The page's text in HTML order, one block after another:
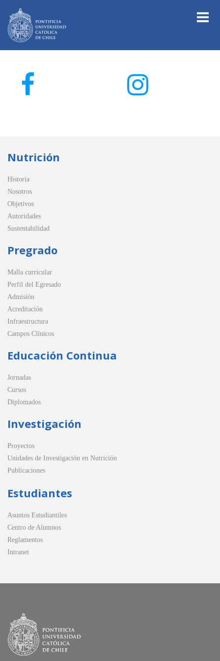
Nutrición
Historia
Nosotros
Objetivos
Autoridades
Sustentabilidad
Pregrado
Malla curricular
Perfil del Egresado
Admisión
Acreditación
Infraestructura
Campos Clínicos
Educación Continua
Jornadas
Cursos
Diplomados
Investigación
Proyectos
Unidades de Investigación en Nutrición
Publicaciones
Estudiantes
Asuntos Estudiantiles
Centro de Alumnos
Reglamentos
Intranet